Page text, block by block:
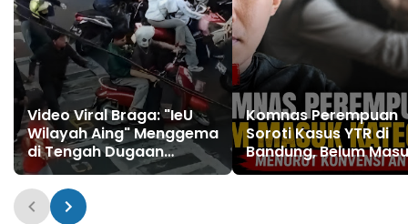
Video Viral Braga: "IeU
Wilayah Aing" Menggema
di Tengah Dugaan
Kericuhan Antar
Kelompok
Komnas Perempuan
Soroti Kasus YTR di
Bandung, Belum
Kategori Penyiksaan